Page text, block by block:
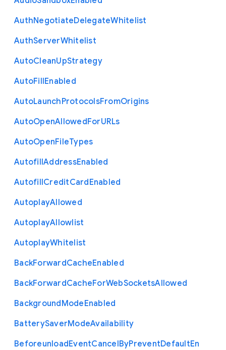
AuthNegotiateDelegateWhitelist
AuthServerWhitelist
AutoCleanUpStrategy
AutoFillEnabled
AutoLaunchProtocolsFromOrigins
AutoOpenAllowedForURLs
AutoOpenFileTypes
AutofillAddressEnabled
AutofillCreditCardEnabled
AutoplayAllowed
AutoplayAllowlist
AutoplayWhitelist
BackForwardCacheEnabled
BackForwardCacheForWebSocketsAllowed
BackgroundModeEnabled
BatterySaverModeAvailability
BeforeunloadEventCancelByPreventDefaultEn